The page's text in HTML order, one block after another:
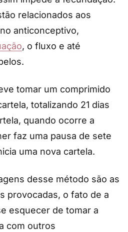
relacionados aos
anticonceptivo,
, o fluxo e até
tomar um comprimido
totalizando 21 dias
quando ocorre a
faz uma pausa de sete
uma nova cartela.
desse método são as
provocadas, o fato de a
esquecer de tomar a
com outros